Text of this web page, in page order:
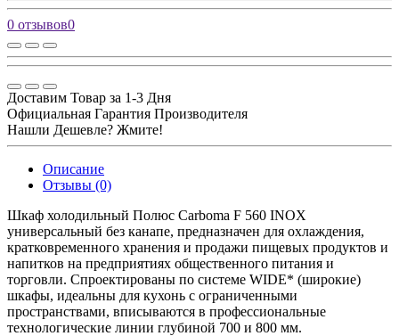
0 отзывов0
Доставим Товар за 1-3 Дня
Официальная Гарантия Производителя
Нашли Дешевле? Жмите!
Описание
Отзывы (0)
Шкаф холодильный Полюс Carboma F 560 INOX
универсальный без канапе, предназначен для охлаждения,
кратковременного хранения и продажи пищевых продуктов и
напитков на предприятиях общественного питания и
торговли. Спроектированы по системе WIDE* (широкие)
шкафы, идеальны для кухонь с ограниченными
пространствами, вписываются в профессиональные
технологические линии глубиной 700 и 800 мм.